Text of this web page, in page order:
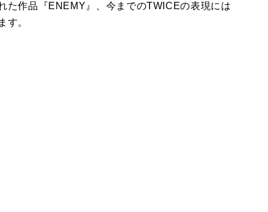
た作品『ENEMY』、今までのTWICEの表現には
す。